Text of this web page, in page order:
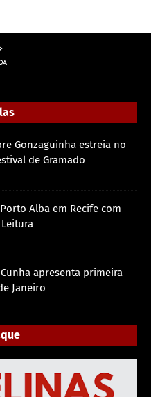
Gonzaguinha estreia no
de Gramado
Alba em Recife com
apresenta primeira
Janeiro